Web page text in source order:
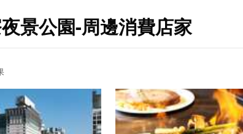
景公園-周邊消費店家